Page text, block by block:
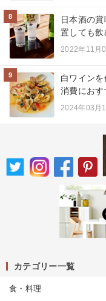
8
日本酒の
置しても飲
2022年11月
9
白ワイン
消費におす
2024年03月
カテゴリー一覧
食・料理